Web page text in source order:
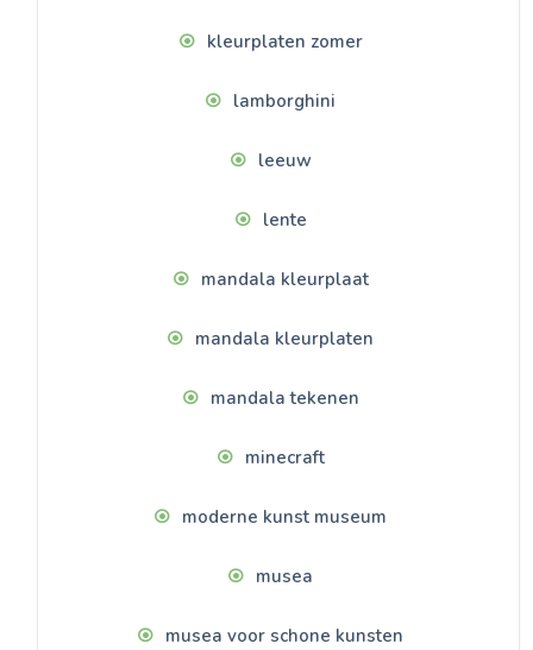
kleurplaten zomer
lamborghini
leeuw
lente
mandala kleurplaat
mandala kleurplaten
mandala tekenen
minecraft
moderne kunst museum
musea
musea voor schone kunsten